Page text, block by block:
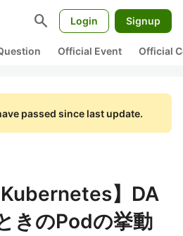
search Login Signup
Official Event Official
passed since last update.
】DA
きのPodの挙動